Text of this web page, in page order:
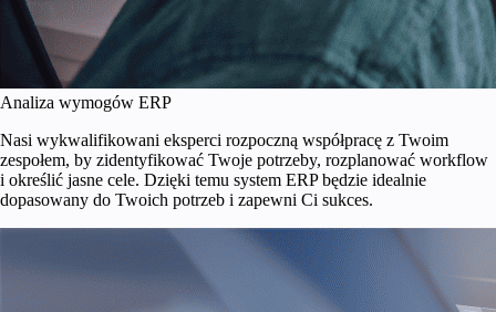
Analiza wymogów ERP
Nasi wykwalifikowani eksperci rozpoczną współpracę z Twoim
zespołem, by zidentyfikować Twoje potrzeby, rozplanować workflow
i określić jasne cele. Dzięki temu system ERP będzie idealnie
dopasowany do Twoich potrzeb i zapewni Ci sukces.